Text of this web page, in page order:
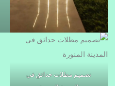
تصميم مظلات حدائق في